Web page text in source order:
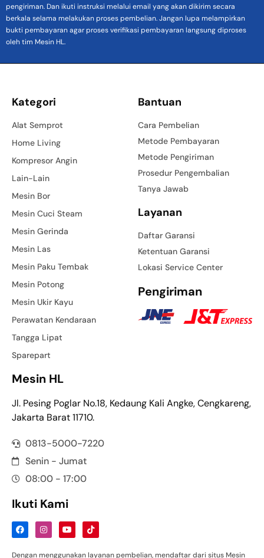
pengiriman. Dan ikuti instruksi melalui email yang akan dikirim secara
berkala selama melakukan proses pembelian. Jangan lupa melampirkan
bukti pembayaran agar proses verifikasi pembayaran langsung diproses
oleh tim Mesin HL.
Kategori
Alat Semprot
Home Living
Kompresor Angin
Lain-Lain
Mesin Bor
Mesin Cuci Steam
Mesin Gerinda
Mesin Las
Mesin Paku Tembak
Mesin Potong
Mesin Ukir Kayu
Perawatan Kendaraan
Tangga Lipat
Sparepart
Bantuan
Cara Pembelian
Metode Pembayaran
Metode Pengiriman
Prosedur Pengembalian
Tanya Jawab
Layanan
Daftar Garansi
Ketentuan Garansi
Lokasi Service Center
Pengiriman
Mesin HL
Jl. Pesing Poglar No.18, Kedaung Kali Angke, Cengkareng,
Jakarta Barat 11710.
0813-5000-7220
Senin - Jumat
08:00 - 17:00
Ikuti Kami
Dengan menggunakan layanan pembelian, mendaftar dari situs Mesin